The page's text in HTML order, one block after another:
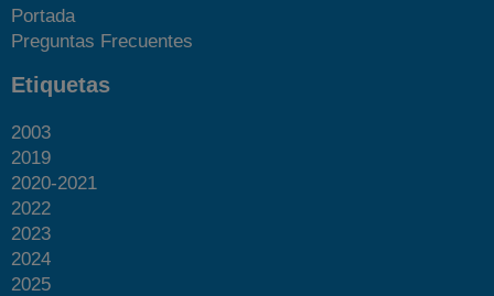
Portada
Preguntas Frecuentes
Etiquetas
2003
2019
2020-2021
2022
2023
2024
2025